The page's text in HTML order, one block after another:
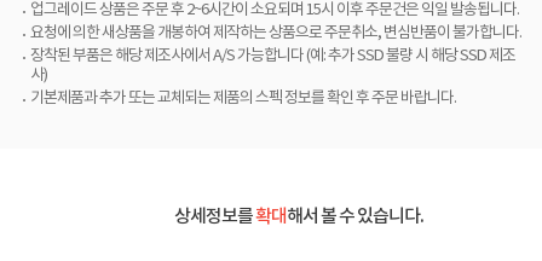
업그레이드 상품은 주문 후 2~6시간이 소요되며 15시 이후 주문건은 익일 발송됩니다.
요청에 의한 새상품을 개봉하여 제작하는 상품으로 주문취소, 변심반품이 불가합니다.
장착된 부품은 해당 제조사에서 A/S 가능합니다 (예: 추가 SSD 불량 시 해당 SSD 제조
사)
기본제품과 추가 또는 교체되는 제품의 스펙 정보를 확인 후 주문 바랍니다.
상세정보를확대해서 볼 수 있습니다.